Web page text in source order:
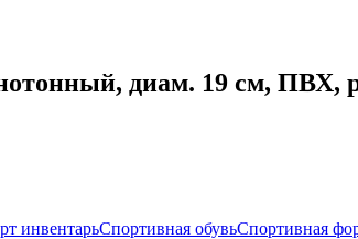
диам. 19 см, ПВХ,
инвентарьСпортивная обувьСпортивная